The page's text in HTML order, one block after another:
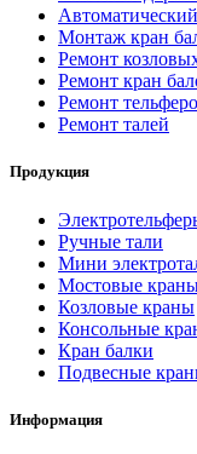
Монтаж кран
Ремонт
Ремонт кран
Ремонт
Ремонт талей
Продукция
Ручные тали
Мини
Мостовые
Козловые краны
Консольные
Кран балки
Подвесные
Информация